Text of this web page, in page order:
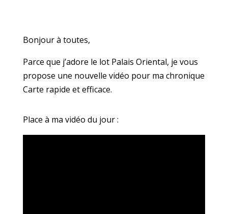
Bonjour à toutes,
Parce que j’adore le lot Palais Oriental, je vous
propose une nouvelle vidéo pour ma chronique
Carte rapide et efficace.
Place à ma vidéo du jour :